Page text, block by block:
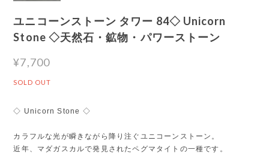
ユニコーンストーン タワー 84◇ Unicorn
Stone ◇天然石・鉱物・パワーストーン
¥7,700
SOLD OUT
◇ Unicorn Stone ◇
カラフルな光が瞬きながら降り注ぐユニコーンストーン。
近年、マダガスカルで発見されたペグマタイトの一種です。